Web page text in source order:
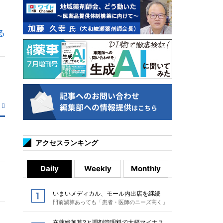
アクセスランキング
Daily Weekly Monthly
いまいメディカル、モール内出店を継続
門前減算あっても「患者・医師のニーズ高く」